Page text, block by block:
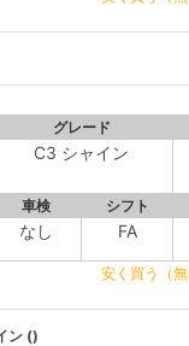
グレード
C3 シャイン
車検 シフト
なし FA
安く買う（
ン ()